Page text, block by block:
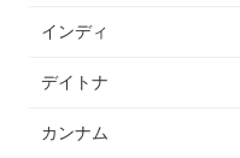
インディ
デイトナ
カンナム